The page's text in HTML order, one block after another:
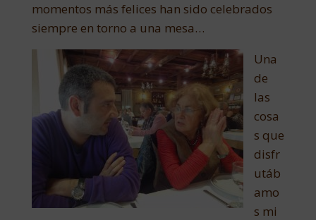
momentos más felices han sido celebrados
siempre en torno a una mesa…
Una
de
las
cosa
s que
disfr
utáb
amo
s mi